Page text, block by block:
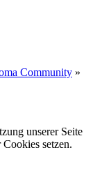
Community »
unserer Seite
setzen.